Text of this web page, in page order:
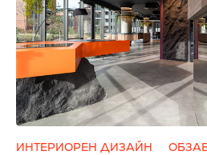
ИНТЕРИОРЕН ДИЗАЙН